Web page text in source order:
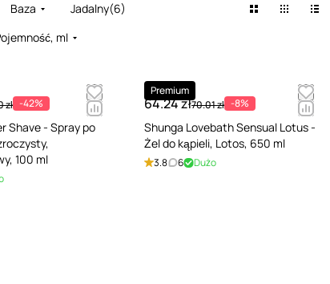
Baza Jadalny(6)
ml
zł -42%
Shave - Spray po
100 ml
Premium
64.24 zł70.01 zł -8%
Shunga Lovebath Sensual Lotus -
Żel do kąpieli, Lotos, 650 ml
3.8 6 Dużo